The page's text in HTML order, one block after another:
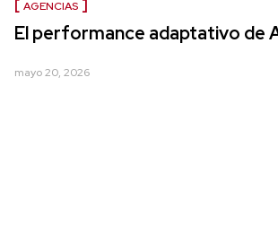
AGENCIAS
El performance adaptativo de
mayo 20, 2026